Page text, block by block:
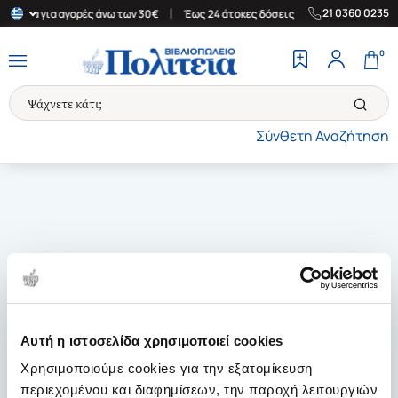
Αυτή η ιστοσελίδα χρησιμοποιεί cookies
Χρησιμοποιούμε cookies για την εξατομίκευση
περιεχομένου και διαφημίσεων, την παροχή λειτουργιών
για αγορές άνω των 30€ Έως 24 άτοκες δόσεις | Δωρεάν
21 0360 0235
Σύνθετη Αναζήτηση
0